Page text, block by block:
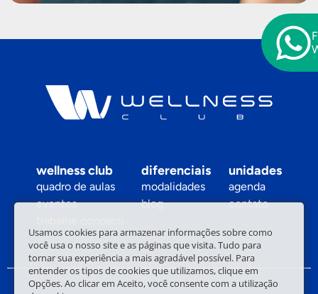
wellness club diferenciais unidades
quadro de aulas modalidades
agenda
eventos
blog
contato
Usamos cookies para armazenar informações sobre como
você usa o nosso site e as páginas que visita. Tudo para
tornar sua experiência a mais agradável possível. Para
entender os tipos de cookies que utilizamos, clique em
Opções. Ao clicar em Aceito, você consente com a utilização